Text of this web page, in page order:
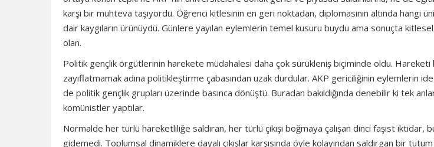
karşı bir muhteva taşıyordu. Öğrenci kitlesinin en geri noktadan, diplomasının altında hangi
dair kaygıların ürünüydü. Günlere yayılan eylemlerin temel kusuru buydu ama sonuçta
olan.
Politik gençlik örgütlerinin harekete müdahalesi daha çok sürükleniş biçiminde oldu.
zayıflatmamak adına politikleştirme çabasından uzak durdular. AKP gericiliğinin eylemlerin
de politik gençlik grupları üzerinde basınca dönüştü. Buradan bakıldığında denebilir ki tek
komünistler yaptılar.
Normalde her türlü hareketliliğe saldıran, her türlü çıkışı boğmaya çalışan dinci faşist iktidar,
gidemedi. Toplumsal dinamiklere dayalı çıkışlar karşısında öyle kolayından saldırgan bir